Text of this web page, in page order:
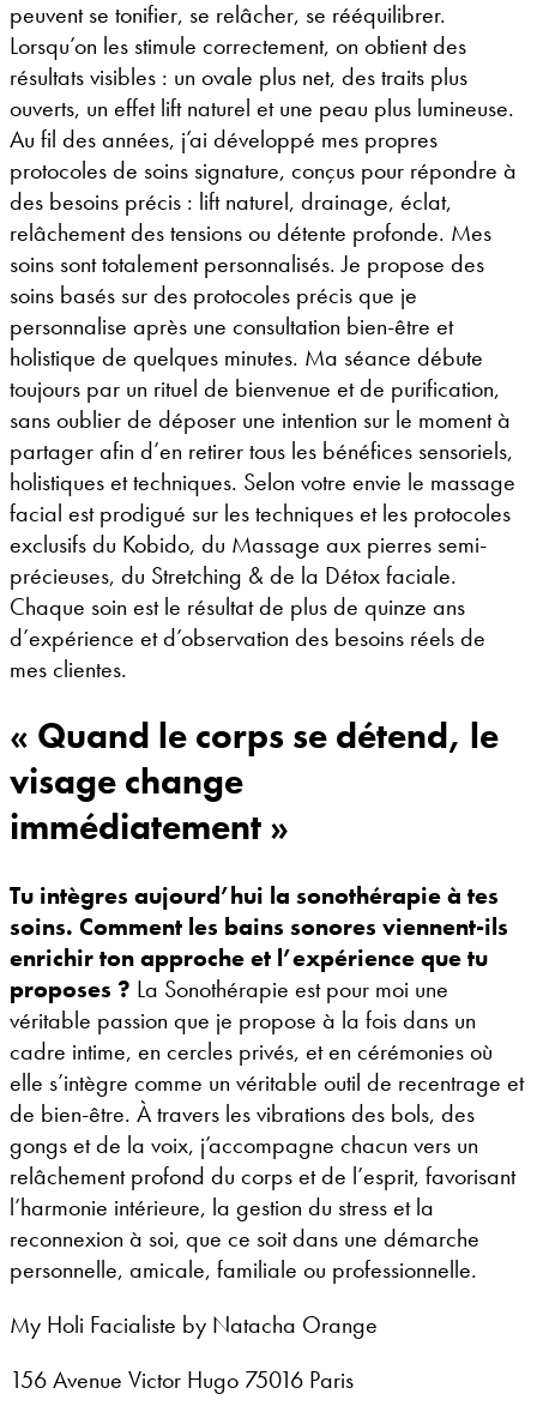
peuvent se tonifier, se relâcher, se rééquilibrer.
Lorsqu’on les stimule correctement, on obtient des
résultats visibles : un ovale plus net, des traits plus
ouverts, un effet lift naturel et une peau plus lumineuse.
Au fil des années, j’ai développé mes propres
protocoles de soins signature, conçus pour répondre à
des besoins précis : lift naturel, drainage, éclat,
relâchement des tensions ou détente profonde. Mes
soins sont totalement personnalisés. Je propose des
soins basés sur des protocoles précis que je
personnalise après une consultation bien-être et
holistique de quelques minutes. Ma séance débute
toujours par un rituel de bienvenue et de purification,
sans oublier de déposer une intention sur le moment à
partager afin d’en retirer tous les bénéfices sensoriels,
holistiques et techniques. Selon votre envie le massage
facial est prodigué sur les techniques et les protocoles
exclusifs du Kobido, du Massage aux pierres semi-
précieuses, du Stretching & de la Détox faciale.
Chaque soin est le résultat de plus de quinze ans
d’expérience et d’observation des besoins réels de
mes clientes.
« Quand le corps se détend, le
visage change
immédiatement »
Tu intègres aujourd’hui la sonothérapie à tes
soins. Comment les bains sonores viennent-ils
enrichir ton approche et l’expérience que tu
proposes ? La Sonothérapie est pour moi une
véritable passion que je propose à la fois dans un
cadre intime, en cercles privés, et en cérémonies où
elle s’intègre comme un véritable outil de recentrage et
de bien-être. À travers les vibrations des bols, des
gongs et de la voix, j’accompagne chacun vers un
relâchement profond du corps et de l’esprit, favorisant
l’harmonie intérieure, la gestion du stress et la
reconnexion à soi, que ce soit dans une démarche
personnelle, amicale, familiale ou professionnelle.
My Holi Facialiste by Natacha Orange
156 Avenue Victor Hugo 75016 Paris